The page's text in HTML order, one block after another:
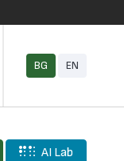
BG EN
AI Lab